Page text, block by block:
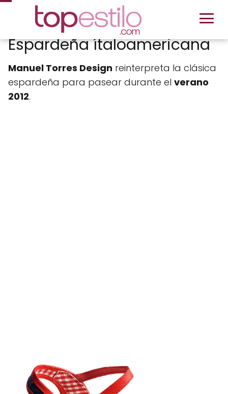
Espardeña ítaloamericana
Manuel Torres Design reinterpreta la clásica
espardeña para pasear durante el verano
2012.